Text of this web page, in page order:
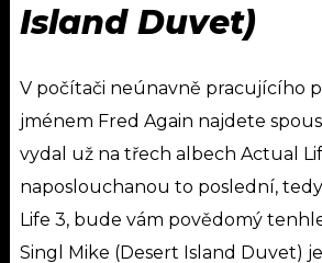
Island Duvet)
V počítači neúnavně pracujícího
jménem Fred Again najdete
vydal už na třech albech Actual
naposlouchanou to poslední,
Life 3, bude vám povědomý
Singl Mike (Desert Island Duvet)